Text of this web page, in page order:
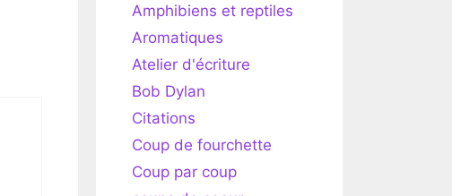
Amphibiens et reptiles
Aromatiques
Atelier d'écriture
Bob Dylan
Citations
Coup de fourchette
Coup par coup